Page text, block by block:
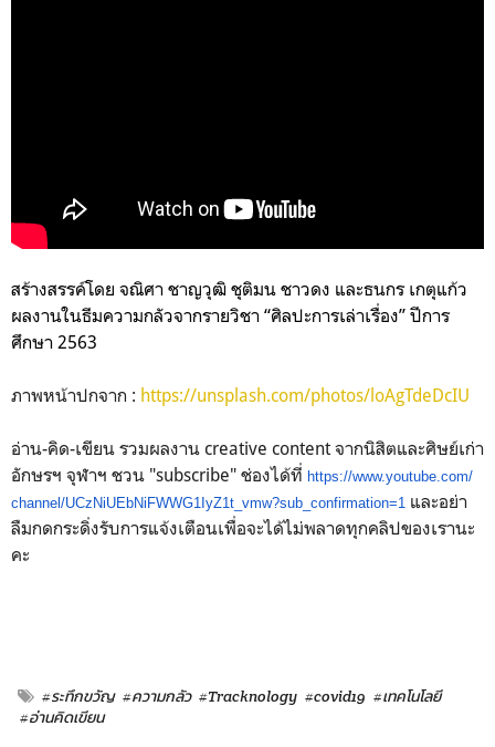
สร้างสรรค์โดย จณิศา ชาญวุฒิ ชุติมน ชาวดง และธนกร เกตุแก้ว
ผลงานในธีมความกลัวจากรายวิชา “ศิลปะการเล่าเรื่อง” ปีการ
ศึกษา 2563
ภาพหน้าปกจาก : https://unsplash.com/photos/loAgTdeDcIU
อ่าน-คิด-เขียน รวมผลงาน creative content จากนิสิตและศิษย์เก่า
อักษรฯ จุฬาฯ ชวน "subscribe" ช่องได้ที่ https://www.youtube.com/
channel/UCzNiUEbNiFWWG1IyZ1t_ vmw?sub_confirmation=1 และอย่า
ลืมกดกระดิ่งรับการแจ้งเตือนเพื่อจะได้ไม่พลาดทุกคลิปของเรานะ
คะ
#ระทึกขวัญ #ความกลัว #Tracknology #covid19 #เทคโนโลยี
#อ่านคิดเขียน